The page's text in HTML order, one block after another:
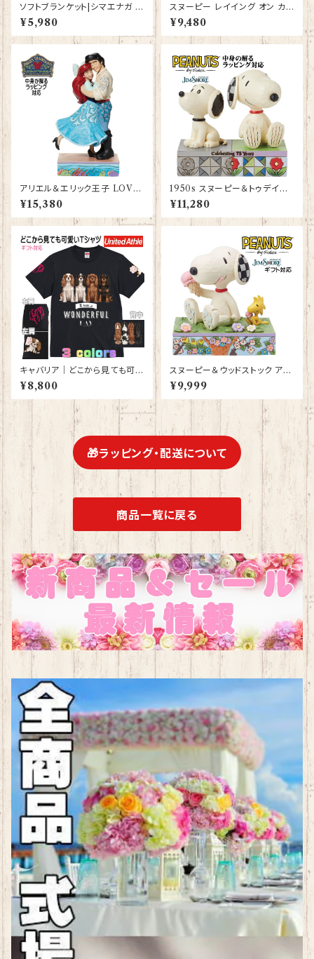
ソフトブランケット|シマエナガ ひ
ざ掛け グッズ かわいい ひざか
け 毛布【型番SB-148】 KYAPI
Art きゃぴあーと しまえなが プ
¥5,980
スヌーピー レイイング オン カッ
プケーキ JIM SHORE フィギュ
ア プレゼント ギフト グッズ お祝
い 人形 置物 ジムショア 結婚祝
ドストック
¥9,480
アリエル＆エリック王子 LOVE
リトルマーメイド フィギュア プレ
ゼント ギフト グッズ 誕生日プレ
ゼント 人形 置物 ジムショア グ
い 入籍祝い お祝い 結婚記念日
JIM SHORE ディズニーランド
ディズニーシー ディズニーワー
ルド ディズニー
¥15,380
1950s スヌーピー＆トゥデイズ
スヌーピー Snoopy JIM SHO
RE フィギュア プレゼント ギフト
グッズ お祝い 人形 置物 ジムシ
¥11,280
キャバリア｜どこから見ても可愛
いＴシャツ 背中・両袖にプリント
有 【型番 T-10014】
¥8,800
スヌーピー＆ウッドストック アイ
スクリーム JIM SHORE フィギ
ュア プレゼント ギフト グッズ お
祝い 人形 置物 ジムショア グッ
ズ クリスマスプレゼント バレン
タインデー ホワイトデー 母の日
贈り物 お祝い 退職祝い 卒業祝
¥9,999
🎁ラッピング・配送について
商品一覧に戻る